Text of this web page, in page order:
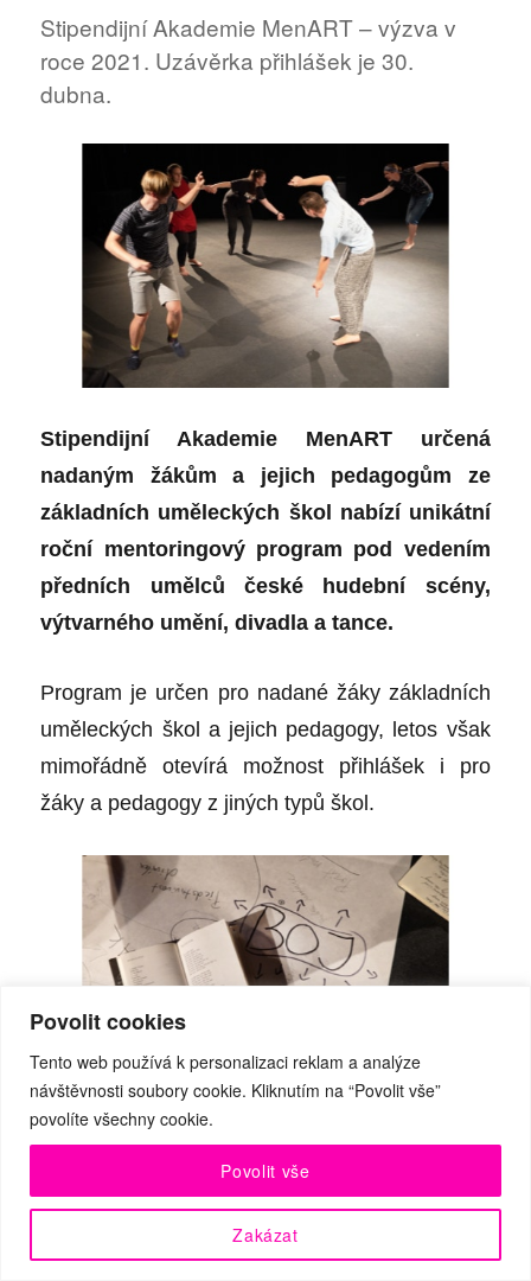
Povolit cookies
Tento web používá k personalizaci reklam a analýze
návštěvnosti soubory cookie. Kliknutím na “Povolit vše”
povolíte všechny cookie.
Zakázat
Povolit vše
mladých
talentů?
Stipendijní Akademie MenART – výzva v
roce 2021. Uzávěrka přihlášek je 30.
dubna.
Stipendijní Akademie MenART určená
nadaným žákům a jejich pedagogům ze
základních uměleckých škol nabízí unikátní
roční mentoringový program pod vedením
předních umělců české hudební scény,
výtvarného umění, divadla a tance.
Program je určen pro nadané žáky základních
uměleckých škol a jejich pedagogy, letos však
mimořádně otevírá možnost přihlášek i pro
žáky a pedagogy z jiných typů škol.
„Za každým úspěšným umělcem stojí
Otevíráme čtyři obory klasické hudby: zpěv,